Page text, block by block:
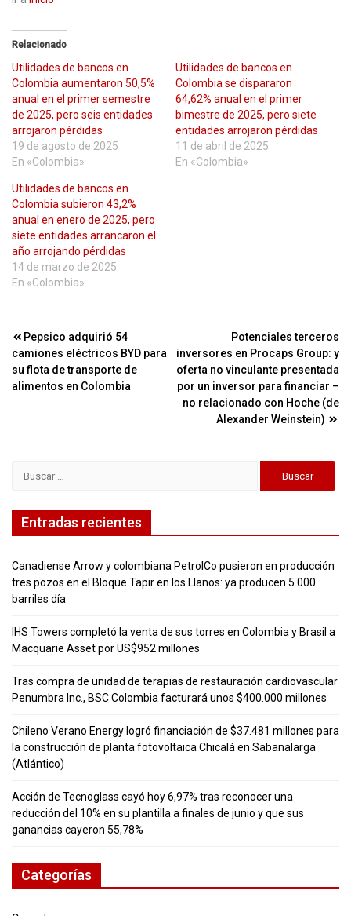
Relacionado
Utilidades de bancos en
Colombia aumentaron 50,5%
anual en el primer semestre
de 2025, pero seis entidades
arrojaron pérdidas
19 de agosto de 2025
En «Colombia»
Utilidades de bancos en
Colombia se dispararon
64,62% anual en el primer
bimestre de 2025, pero siete
entidades arrojaron pérdidas
11 de abril de 2025
En «Colombia»
Utilidades de bancos en
Colombia subieron 43,2%
anual en enero de 2025, pero
siete entidades arrancaron el
año arrojando pérdidas
14 de marzo de 2025
En «Colombia»
Navegación
de
entradas
Pepsico adquirió 54
camiones eléctricos BYD para
su flota de transporte de
alimentos en Colombia
Potenciales terceros
inversores en Procaps Group: y
oferta no vinculante presentada
por un inversor para financiar –
no relacionado con Hoche (de
Alexander Weinstein)
Entradas recientes
Canadiense Arrow y colombiana PetrolCo pusieron en producción
tres pozos en el Bloque Tapir en los Llanos: ya producen 5.000
barriles día
IHS Towers completó la venta de sus torres en Colombia y Brasil a
Macquarie Asset por US$952 millones
Tras compra de unidad de terapias de restauración cardiovascular
Penumbra Inc., BSC Colombia facturará unos $400.000 millones
Chileno Verano Energy logró financiación de $37.481 millones para
la construcción de planta fotovoltaica Chicalá en Sabanalarga
(Atlántico)
Acción de Tecnoglass cayó hoy 6,97% tras reconocer una
reducción del 10% en su plantilla a finales de junio y que sus
ganancias cayeron 55,78%
Categorías